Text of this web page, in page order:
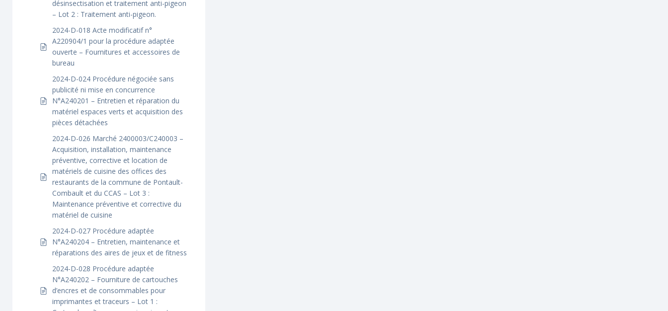
désinsectisation et traitement anti-pigeon
– Lot 2 : Traitement anti-pigeon.
2024-D-018 Acte modificatif n°
A220904/1 pour la procédure adaptée
ouverte – Fournitures et accessoires de
bureau
2024-D-024 Procédure négociée sans
publicité ni mise en concurrence
N°A240201 – Entretien et réparation du
matériel espaces verts et acquisition des
pièces détachées
2024-D-026 Marché 2400003/C240003 –
Acquisition, installation, maintenance
préventive, corrective et location de
matériels de cuisine des offices des
restaurants de la commune de Pontault-
Combault et du CCAS – Lot 3 :
Maintenance préventive et corrective du
matériel de cuisine
2024-D-027 Procédure adaptée
N°A240204 – Entretien, maintenance et
réparations des aires de jeux et de fitness
2024-D-028 Procédure adaptée
N°A240202 – Fourniture de cartouches
d’encres et de consommables pour
imprimantes et traceurs – Lot 1 :